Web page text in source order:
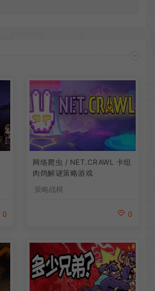
0
网络爬虫 / NET.CRAWL 卡组
肉鸽解谜策略游戏
策略战棋
0